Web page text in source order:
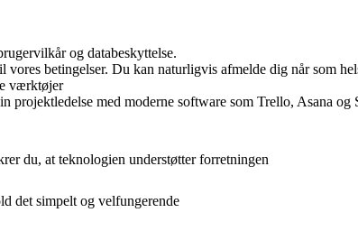
og databeskyttelse.
betingelser. Du kan naturligvis afmelde dig når som
værktøjer
projektledelse med moderne software som Trello, Asana
du, at teknologien understøtter forretningen
det simpelt og velfungerende